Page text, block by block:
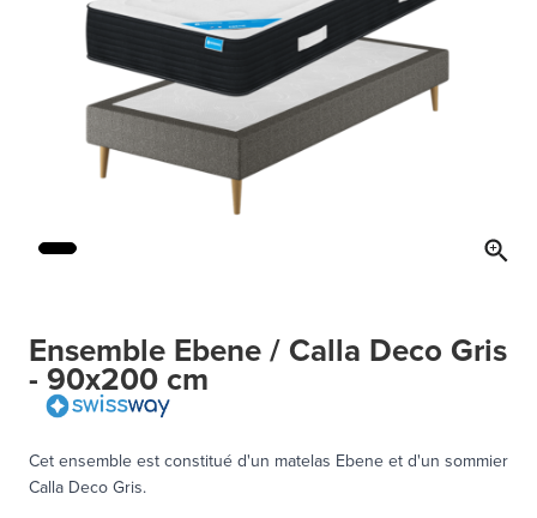
Ensemble Ebene / Calla Deco Gris
- 90x200 cm
Cet ensemble est constitué d'un matelas Ebene et d'un sommier
Calla Deco Gris.